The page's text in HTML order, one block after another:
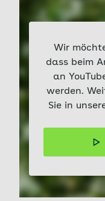
Wir
dass beim
an
werden.
Sie in
Schulterkreisen
Mobilität im
YouTube finden Sie
stellen sich Ihr